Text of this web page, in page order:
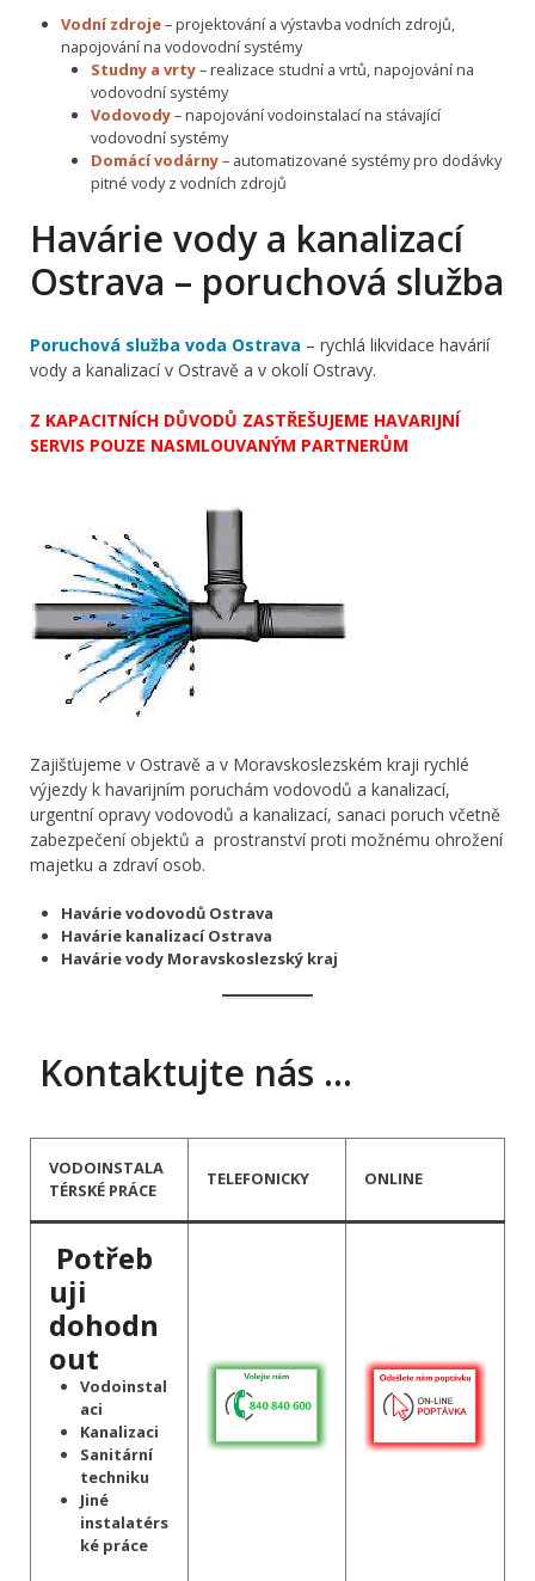
Vodní zdroje– projektování a výstavba vodních zdrojů,
napojování na vodovodní systémy
Studny a vrty– realizace studní a vrtů, napojování na
vodovodní systémy
Vodovody– napojování vodoinstalací na stávající
vodovodní systémy
Domácí vodárny– automatizované systémy pro dodávky
pitné vody z vodních zdrojů
Havárie vody a kanalizací
Ostrava – poruchová služba
Poruchová služba voda Ostrava – rychlá likvidace havárií
vody a kanalizací v Ostravě a v okolí Ostravy.
Z KAPACITNÍCH DŮVODŮ ZASTŘEŠUJEME HAVARIJNÍ
SERVIS POUZE NASMLOUVANÝM PARTNERŮM
Zajišťujeme v Ostravě a v Moravskoslezském kraji rychlé
výjezdy k havarijním poruchám vodovodů a kanalizací,
urgentní opravy vodovodů a kanalizací, sanaci poruch včetně
zabezpečení objektů a prostranství proti možnému ohrožení
majetku a zdraví osob.
Havárie vodovodů Ostrava
Havárie kanalizací Ostrava
Havárie vody Moravskoslezský kraj
Kontaktujte nás …
VODOINSTALA
TÉRSKÉ PRÁCE
TELEFONICKY ONLINE
Potřeb
uji
dohodn
out
Vodoinstal
aci
Kanalizaci
Sanitární
techniku
Jiné
instalatérs
ké práce